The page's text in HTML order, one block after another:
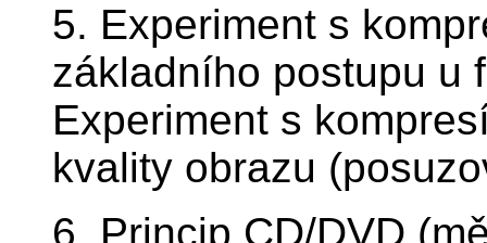
5. Experiment s
základního postupu u
Experiment s
kvality obrazu
6. Princip CD/DVD